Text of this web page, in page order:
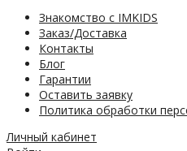
Знакомство с IMKIDS
Заказ/Доставка
Контакты
Блог
Гарантии
Оставить заявку
Политика обработки
Личный кабинет